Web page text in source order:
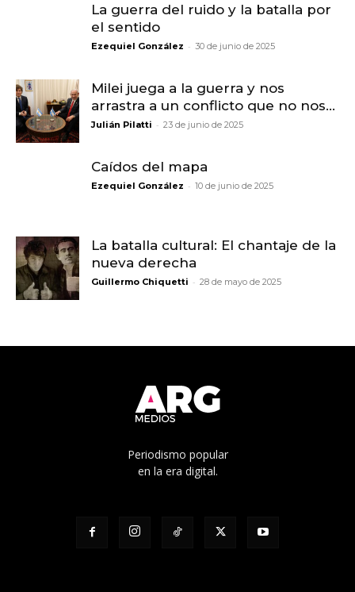
La guerra del ruido y la batalla por
el sentido
Ezequiel González - 30 de junio de 2025
Milei juega a la guerra y nos
arrastra a un conflicto que no nos...
Julián Pilatti - 23 de junio de 2025
Caídos del mapa
Ezequiel González - 10 de junio de 2025
La batalla cultural: El chantaje de la
nueva derecha
Guillermo Chiquetti - 28 de mayo de 2025
Periodismo popular
en la era digital.